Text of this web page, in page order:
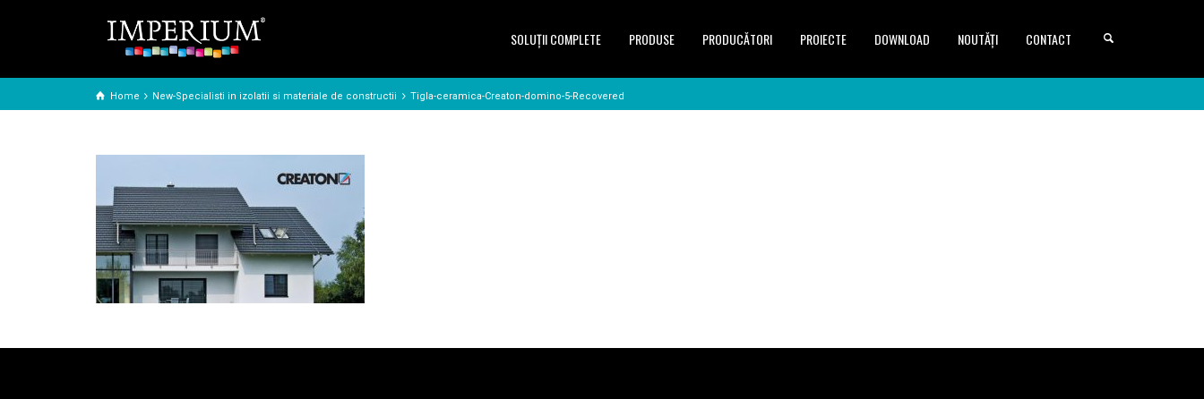
SOLUŢII COMPLETE PRODUSE PRODUCĂTORI PROIECTE DOWNLOAD NOUTĂȚI CONTACT
Home New-Specialisti in izolatii si materiale de constructii Tigla-ceramica-Creaton-domino-5-Recovered